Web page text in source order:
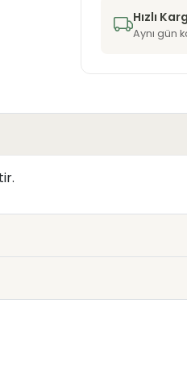
Hızlı
Aynı gün